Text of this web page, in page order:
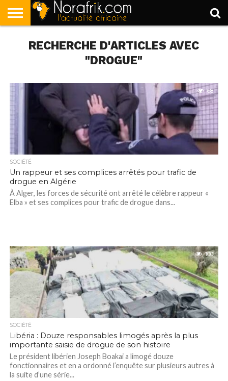
POLITIQUE
SOCIÉTÉ
ECONOMIE
SPORT
LIFESTYLE
RECHERCHE D'ARTICLES AVEC
"DROGUE"
68
SOCIÉTÉ
Un rappeur et ses complices arrêtés pour trafic de
drogue en Algérie
À Alger, les forces de sécurité ont arrêté le célèbre rappeur «
Elba » et ses complices pour trafic de drogue dans...
100
SOCIÉTÉ
Libéria : Douze responsables limogés après la plus
importante saisie de drogue de son histoire
Le président libérien Joseph Boakai a limogé douze
fonctionnaires et en a ordonné l’enquête sur plusieurs autres à
la suite d’une série...